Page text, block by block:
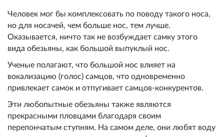
Человек мог бы комплексовать по поводу такого носа,
но для носачей, чем больше нос, тем лучше.
Оказывается, ничто так не возбуждает самку этого
вида обезьяны, как большой выпуклый нос.
Ученые полагают, что большой нос влияет на
вокализацию (голос) самцов, что одновременно
привлекает самок и отпугивает самцов-конкурентов.
Эти любопытные обезьяны также являются
прекрасными пловцами благодаря своим
перепончатым ступням. На самом деле, они любят воду